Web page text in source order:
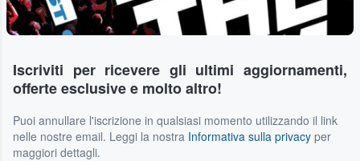
Iscriviti per ricevere gli ultimi aggiornamenti,
offerte esclusive e molto altro!
Puoi annullare l'iscrizione in qualsiasi momento utilizzando il link
nelle nostre email. Leggi la nostra Informativa sulla privacy per
maggiori dettagli.